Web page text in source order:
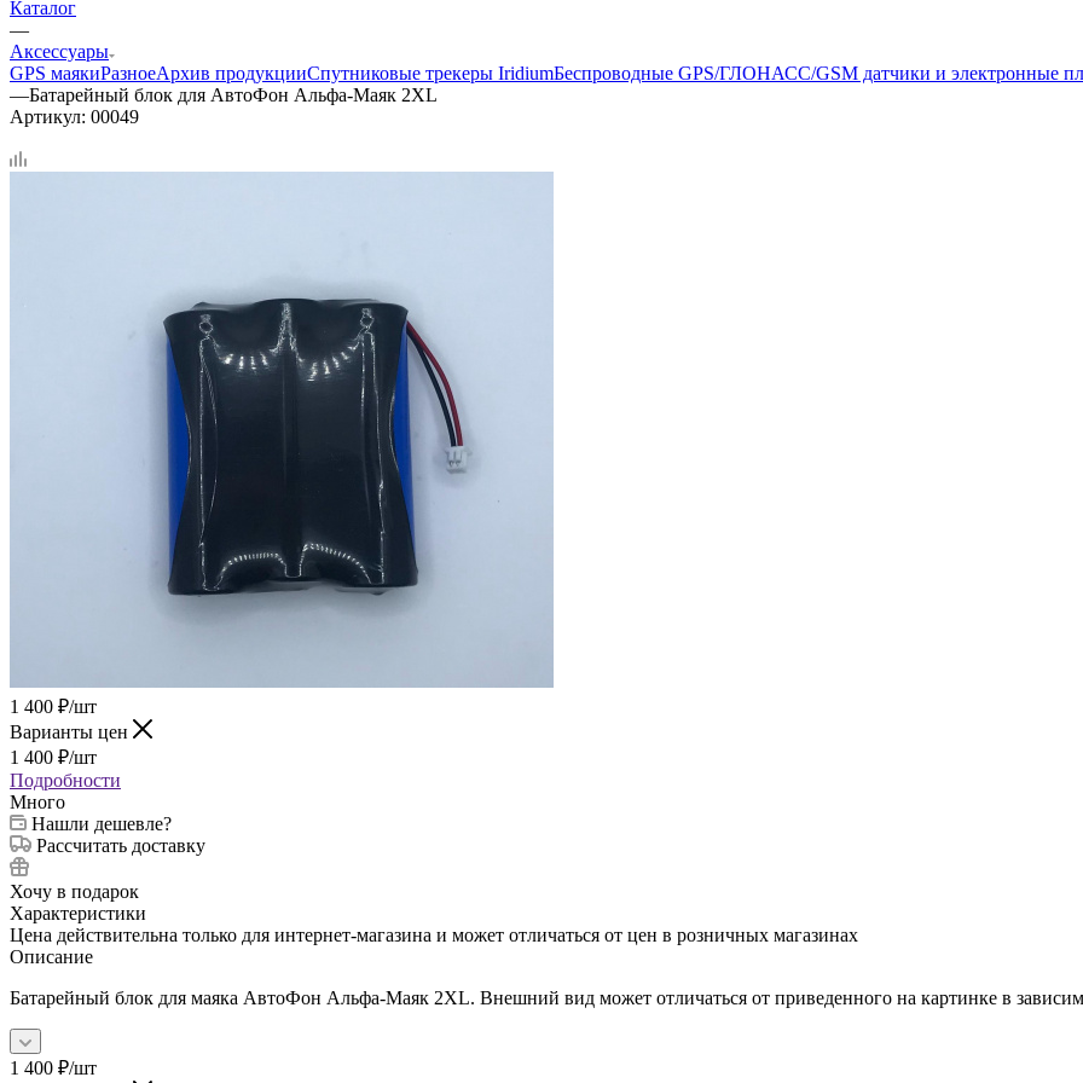
Каталог
—
Аксессуары
GPS маякиРазноеАрхив продукцииСпутниковые трекеры IridiumБеспроводные GPS/ГЛОНАСС/GSM датчики и электронные
—Батарейный блок для АвтоФон Альфа-Маяк 2XL
Артикул: 00049
1 400 ₽/шт
Варианты цен
1 400 ₽/шт
Подробности
Много
Нашли дешевле?
Рассчитать доставку
Хочу в подарок
Характеристики
Цена действительна только для интернет-магазина и может отличаться от цен в розничных магазинах
Описание
Батарейный блок для маяка АвтоФон Альфа-Маяк 2XL. Внешний вид может отличаться от приведенного на картинке в
1 400 ₽/шт